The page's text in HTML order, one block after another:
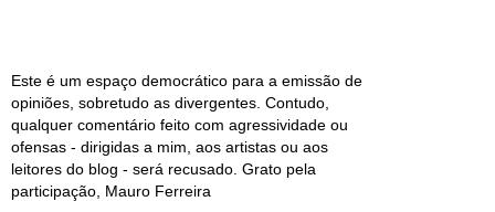
Este é um espaço democrático para a emissão de
opiniões, sobretudo as divergentes. Contudo,
qualquer comentário feito com agressividade ou
ofensas - dirigidas a mim, aos artistas ou aos
leitores do blog - será recusado. Grato pela
participação, Mauro Ferreira